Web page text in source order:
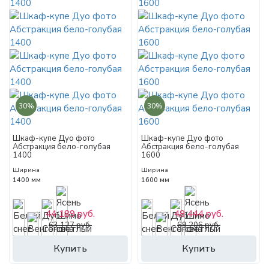
30%
Шкаф-купе Дуо фото
Абстракция бело-голубая
1400
Ширина
1400 мм
Купить
44 189 руб.
63 127 руб.
30%
Шкаф-купе Дуо фото
Абстракция бело-голубая
1600
Ширина
1600 мм
Купить
48 444 руб.
69 206 руб.